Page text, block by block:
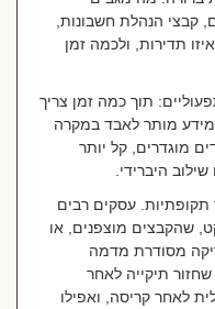
הנהלת חשבונות,
תדירות, ולכמה זמן
תוך כמה זמן צריך
מותר לאבד במקרה
מוגדרים, קל יותר
היברידי.
עסקים רבים
מוצפנים, או
מסודרת מדמה
תיקייה לאחר
לאחר קריסה, ואפילו